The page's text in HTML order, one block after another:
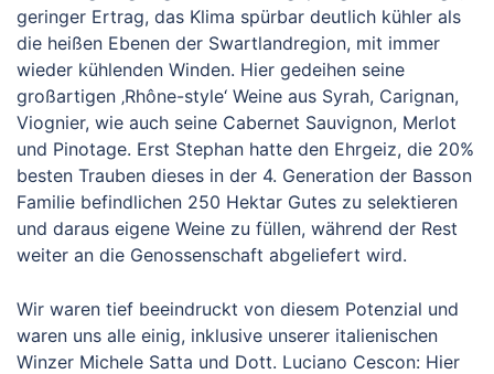
geringer Ertrag, das Klima spürbar deutlich kühler als
die heißen Ebenen der Swartlandregion, mit immer
wieder kühlenden Winden. Hier gedeihen seine
großartigen ‚Rhône-style‘ Weine aus Syrah, Carignan,
Viognier, wie auch seine Cabernet Sauvignon, Merlot
und Pinotage. Erst Stephan hatte den Ehrgeiz, die 20%
besten Trauben dieses in der 4. Generation der Basson
Familie befindlichen 250 Hektar Gutes zu selektieren
und daraus eigene Weine zu füllen, während der Rest
weiter an die Genossenschaft abgeliefert wird.
Wir waren tief beeindruckt von diesem Potenzial und
waren uns alle einig, inklusive unserer italienischen
Winzer Michele Satta und Dott. Luciano Cescon: Hier